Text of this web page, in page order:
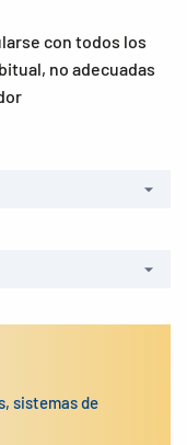
con todos los
no adecuadas
sistemas de